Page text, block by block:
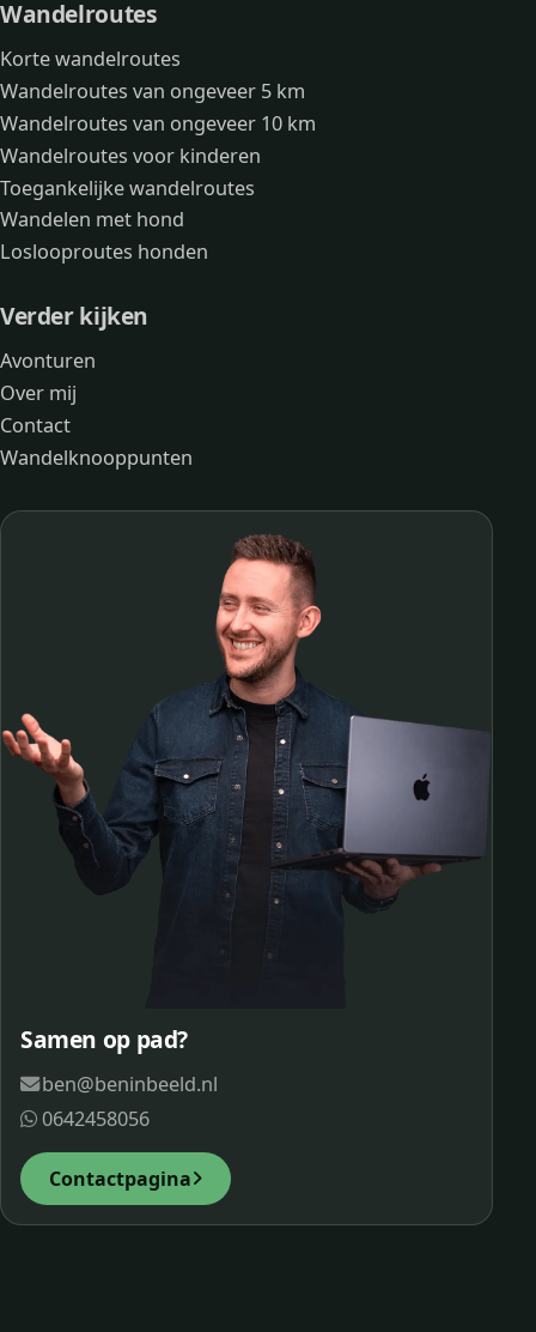
Wandelroutes
Korte wandelroutes
Wandelroutes van ongeveer 5 km
Wandelroutes van ongeveer 10 km
Wandelroutes voor kinderen
Toegankelijke wandelroutes
Wandelen met hond
Loslooproutes honden
Verder kijken
Avonturen
Over mij
Contact
Wandelknooppunten
Samen op pad?
ben@beninbeeld.nl
0642458056
Contactpagina